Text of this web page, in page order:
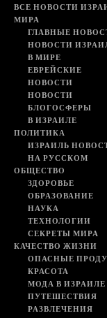
ВСЕ НОВОСТИ
МИРА
ГЛАВНЫЕ
НОВОСТИ
В МИРЕ
ЕВРЕЙСКИЕ
НОВОСТИ
НОВОСТИ
БЛОГОСФЕРЫ
В ИЗРАИЛЕ
ПОЛИТИКА
ИЗРАИЛЬ
НА РУССКОМ
ОБЩЕСТВО
ЗДОРОВЬЕ
ОБРАЗОВАНИЕ
НАУКА
ТЕХНОЛОГИИ
СЕКРЕТЫ МИРА
КАЧЕСТВО ЖИЗНИ
ОПАСНЫЕ
КРАСОТА
МОДА В ИЗРАИЛЕ
ПУТЕШЕСТВИЯ
РАЗВЛЕЧЕНИЯ